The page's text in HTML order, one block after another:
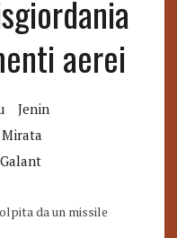
aerei
Jenin
da un missile